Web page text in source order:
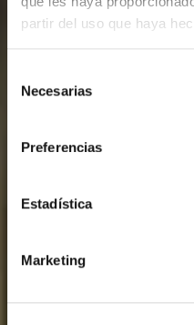
partir del uso que haya
Necesarias
Preferencias
Estadística
Marketing